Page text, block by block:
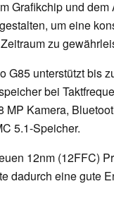
Grafikchip und
um eine
zu
G85 unterstützt bis
bei
MP Kamera,
5.1-Speicher.
12nm (12FFC)
dadurch eine gute